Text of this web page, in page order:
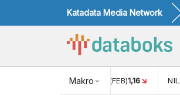
Katadata Media Network
Makro
NILAI TUKAR USD/IDR17